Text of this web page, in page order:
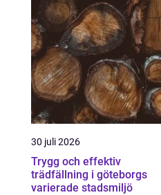
30 juli 2026
Trygg och effektiv
trädfällning i göteborgs
varierade stadsmiljö